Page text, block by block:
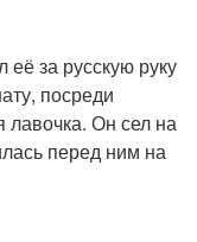
её за русскую руку
посреди
лавочка. Он сел на
перед ним на